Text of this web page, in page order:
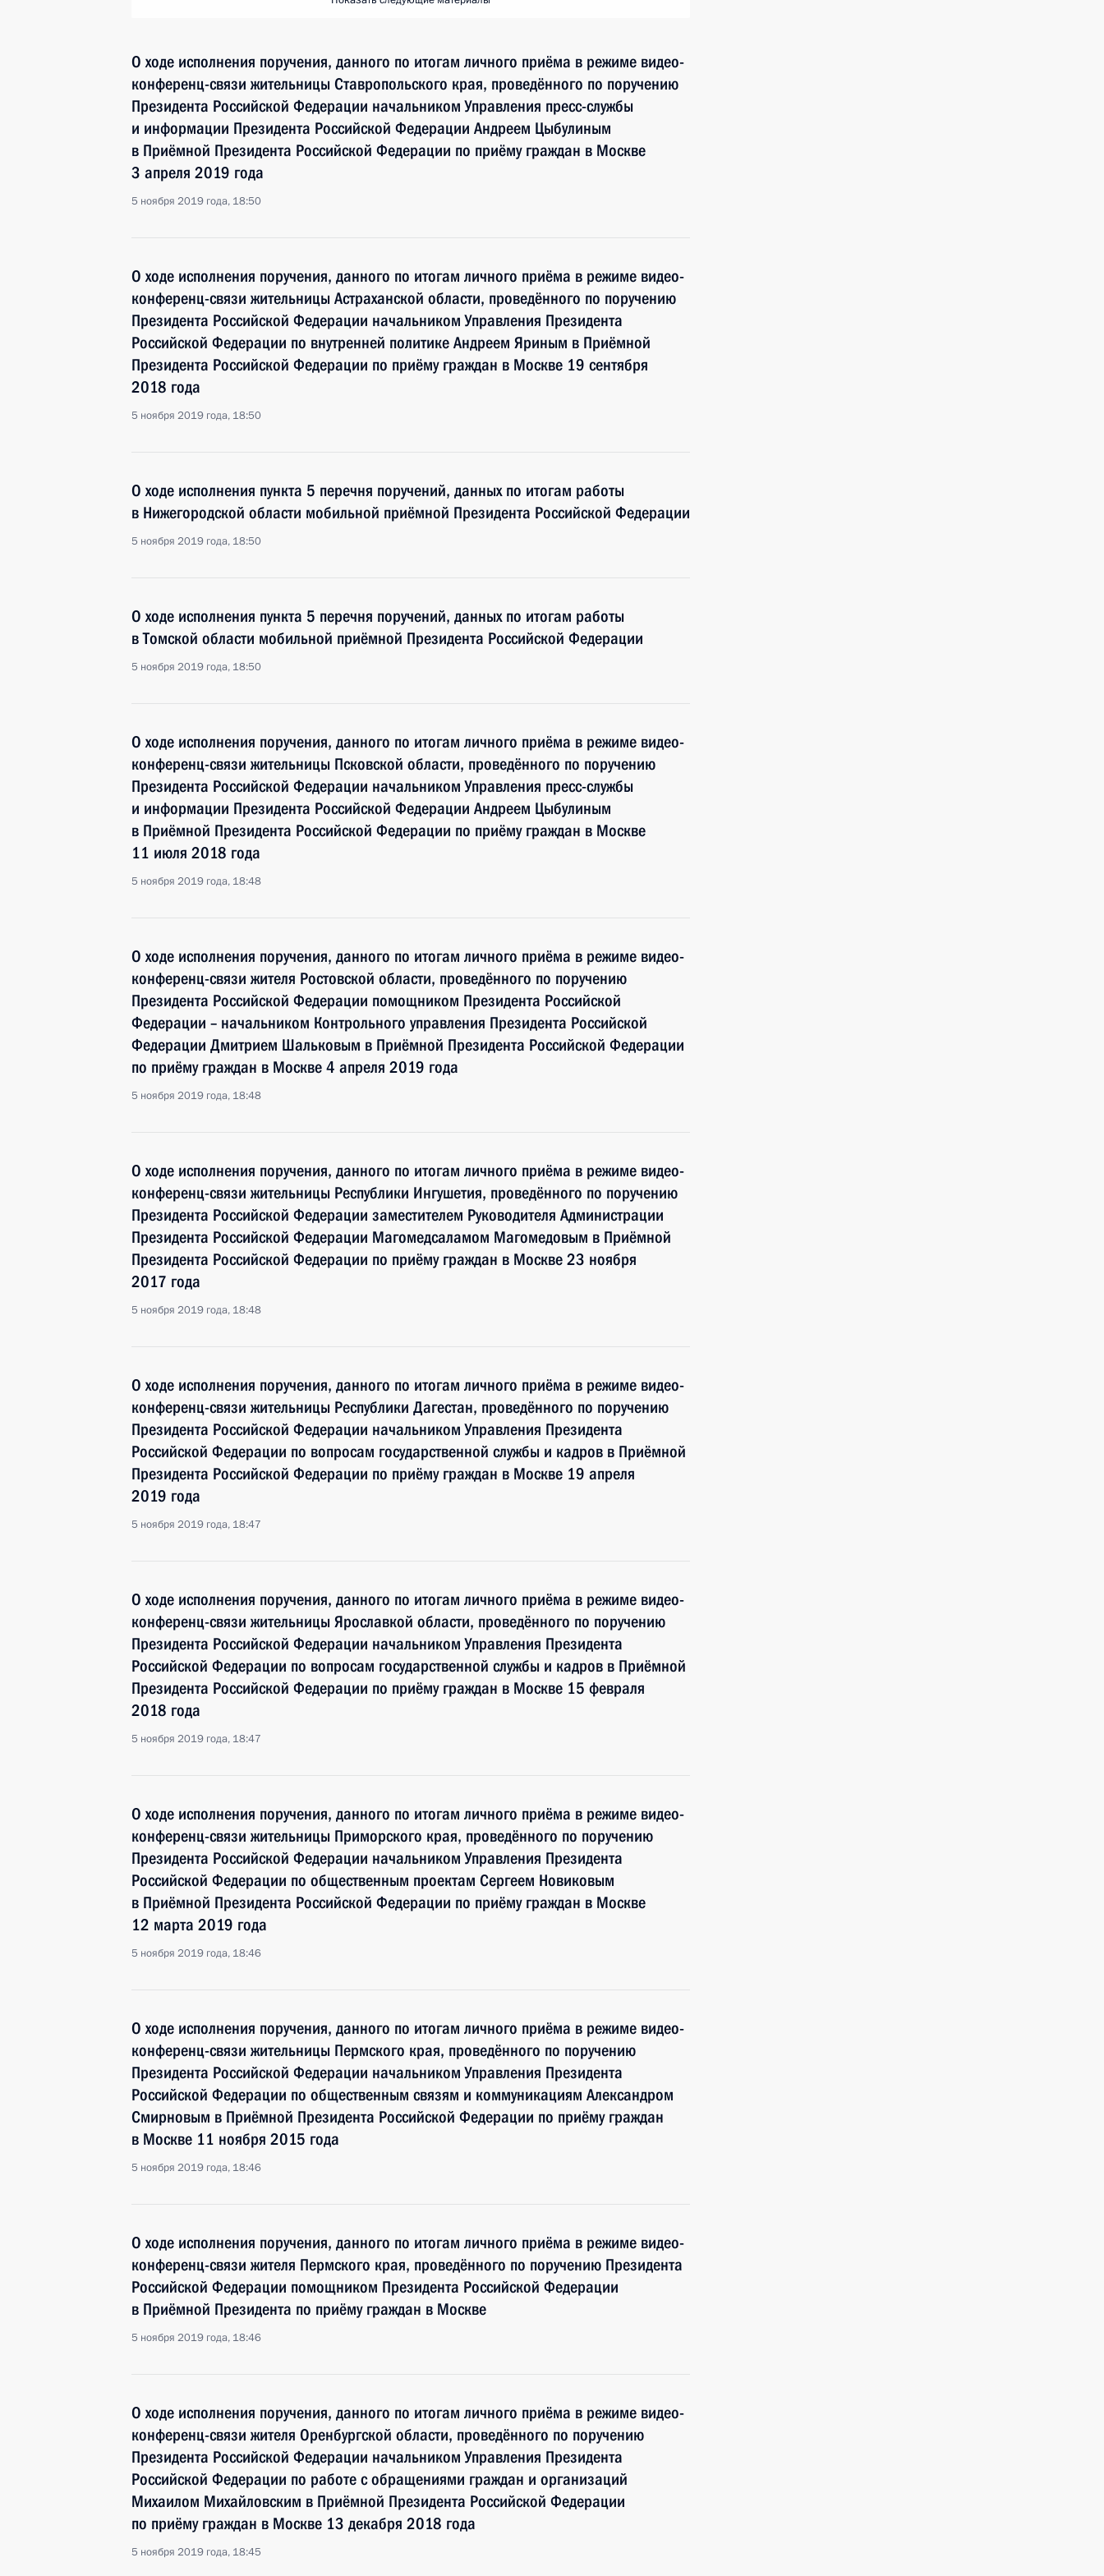
О ходе исполнения поручения, данного по итогам личного приёма в режиме видео-
конференц-связи жительницы Ставропольского края, проведённого по поручению
Президента Российской Федерации начальником Управления пресс-службы
и информации Президента Российской Федерации Андреем Цыбулиным
в Приёмной Президента Российской Федерации по приёму граждан в Москве
3 апреля 2019 года
5 ноября 2019 года, 18:50
О ходе исполнения поручения, данного по итогам личного приёма в режиме видео-
конференц-связи жительницы Астраханской области, проведённого по поручению
Президента Российской Федерации начальником Управления Президента
Российской Федерации по внутренней политике Андреем Яриным в Приёмной
Президента Российской Федерации по приёму граждан в Москве 19 сентября
2018 года
5 ноября 2019 года, 18:50
О ходе исполнения пункта 5 перечня поручений, данных по итогам работы
в Нижегородской области мобильной приёмной Президента Российской Федерации
5 ноября 2019 года, 18:50
О ходе исполнения пункта 5 перечня поручений, данных по итогам работы
в Томской области мобильной приёмной Президента Российской Федерации
5 ноября 2019 года, 18:50
О ходе исполнения поручения, данного по итогам личного приёма в режиме видео-
конференц-связи жительницы Псковской области, проведённого по поручению
Президента Российской Федерации начальником Управления пресс-службы
и информации Президента Российской Федерации Андреем Цыбулиным
в Приёмной Президента Российской Федерации по приёму граждан в Москве
11 июля 2018 года
5 ноября 2019 года, 18:48
О ходе исполнения поручения, данного по итогам личного приёма в режиме видео-
конференц-связи жителя Ростовской области, проведённого по поручению
Президента Российской Федерации помощником Президента Российской
Федерации – начальником Контрольного управления Президента Российской
Федерации Дмитрием Шальковым в Приёмной Президента Российской Федерации
по приёму граждан в Москве 4 апреля 2019 года
5 ноября 2019 года, 18:48
О ходе исполнения поручения, данного по итогам личного приёма в режиме видео-
конференц-связи жительницы Республики Ингушетия, проведённого по поручению
Президента Российской Федерации заместителем Руководителя Администрации
Президента Российской Федерации Магомедсаламом Магомедовым в Приёмной
Президента Российской Федерации по приёму граждан в Москве 23 ноября
2017 года
5 ноября 2019 года, 18:48
О ходе исполнения поручения, данного по итогам личного приёма в режиме видео-
конференц-связи жительницы Республики Дагестан, проведённого по поручению
Президента Российской Федерации начальником Управления Президента
Российской Федерации по вопросам государственной службы и кадров в Приёмной
Президента Российской Федерации по приёму граждан в Москве 19 апреля
2019 года
5 ноября 2019 года, 18:47
О ходе исполнения поручения, данного по итогам личного приёма в режиме видео-
конференц-связи жительницы Ярославкой области, проведённого по поручению
Президента Российской Федерации начальником Управления Президента
Российской Федерации по вопросам государственной службы и кадров в Приёмной
Президента Российской Федерации по приёму граждан в Москве 15 февраля
2018 года
5 ноября 2019 года, 18:47
О ходе исполнения поручения, данного по итогам личного приёма в режиме видео-
конференц-связи жительницы Приморского края, проведённого по поручению
Президента Российской Федерации начальником Управления Президента
Российской Федерации по общественным проектам Сергеем Новиковым
в Приёмной Президента Российской Федерации по приёму граждан в Москве
12 марта 2019 года
5 ноября 2019 года, 18:46
О ходе исполнения поручения, данного по итогам личного приёма в режиме видео-
конференц-связи жительницы Пермского края, проведённого по поручению
Президента Российской Федерации начальником Управления Президента
Российской Федерации по общественным связям и коммуникациям Александром
Смирновым в Приёмной Президента Российской Федерации по приёму граждан
в Москве 11 ноября 2015 года
5 ноября 2019 года, 18:46
О ходе исполнения поручения, данного по итогам личного приёма в режиме видео-
конференц-связи жителя Пермского края, проведённого по поручению Президента
Российской Федерации помощником Президента Российской Федерации
в Приёмной Президента по приёму граждан в Москве
5 ноября 2019 года, 18:46
О ходе исполнения поручения, данного по итогам личного приёма в режиме видео-
конференц-связи жителя Оренбургской области, проведённого по поручению
Президента Российской Федерации начальником Управления Президента
Российской Федерации по работе с обращениями граждан и организаций
Михаилом Михайловским в Приёмной Президента Российской Федерации
по приёму граждан в Москве 13 декабря 2018 года
5 ноября 2019 года, 18:45